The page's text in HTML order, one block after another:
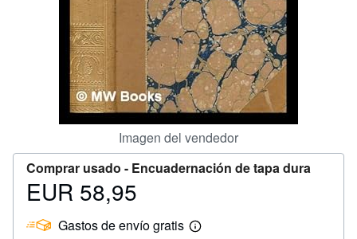
Imagen del vendedor
Comprar usado - Encuadernación de tapa dura
Precio
58,95
EUR 58,95
Gastos de envío gratis
Más